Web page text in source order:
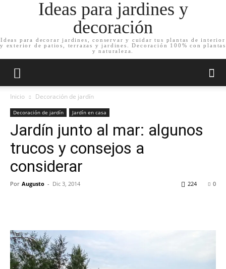
Ideas para jardines y
decoración
Ideas para decorar jardines, conservar y cuidar tus plantas de interior
y exterior de patios, terrazas y jardines. Decoración 100% con plantas
y naturaleza.
Inicio Decoración de jardín
Decoración de jardín Jardín en casa
Jardín junto al mar: algunos
trucos y consejos a
considerar
Por Augusto - Dic 3, 2014 0
224